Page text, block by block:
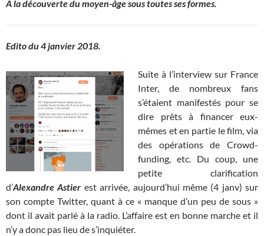
A la découverte du moyen-âge sous toutes ses formes.
Edito du 4 janvier 2018.
Suite à l’interview sur France
Inter, de nombreux fans
s’étaient manifestés pour se
dire prêts à financer eux-
mêmes et en partie le film, via
des opérations de Crowd-
funding, etc. Du coup, une
petite clarification
d’Alexandre Astier est arrivée, aujourd’hui même (4 janv) sur
son compte Twitter, quant à ce « manque d’un peu de sous »
dont il avait parlé à la radio. L’affaire est en bonne marche et il
n’y a donc pas lieu de s’inquiéter.